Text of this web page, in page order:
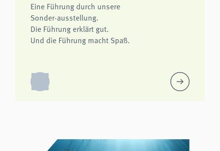
Eine Führung durch unsere
Sonder·ausstellung.
Die Führung erklärt gut.
Und die Führung macht Spaß.